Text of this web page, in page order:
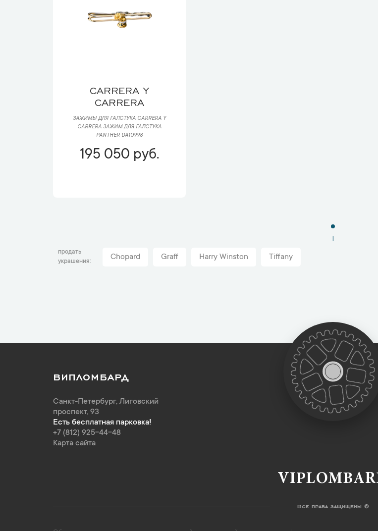
CARRERA Y
CARRERA
ЗАЖИМЫ ДЛЯ ГАЛСТУКА CARRERA Y
CARRERA ЗАЖИМ ДЛЯ ГАЛСТУКА
PANTHER DA10998
195 050 руб.
1
продать
украшения
Chopard Graff Harry Winston Tiffany
ВИПЛОМБАРД
Санкт-Петербург, Лиговский
проспект, 93
Есть бесплатная парковка!
+7 (812) 925-44-48
Карта сайта
Все права защищены ©